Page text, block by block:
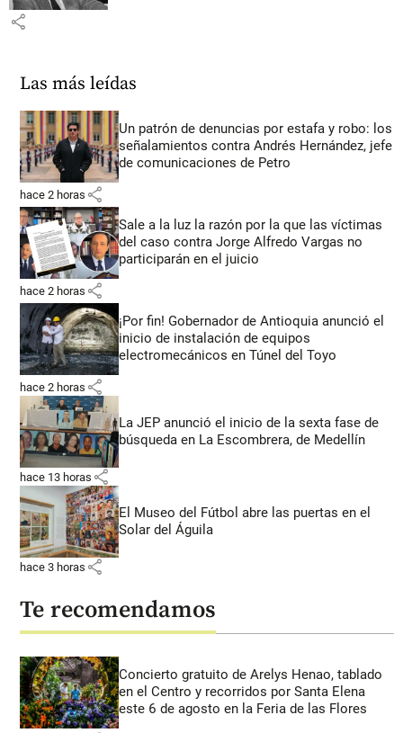
share
Las más leídas
Un patrón de denuncias por estafa y robo: los
señalamientos contra Andrés Hernández, jefe
de comunicaciones de Petro
hace 2 horas share
Sale a la luz la razón por la que las víctimas
del caso contra Jorge Alfredo Vargas no
participarán en el juicio
hace 2 horas share
¡Por fin! Gobernador de Antioquia anunció el
inicio de instalación de equipos
electromecánicos en Túnel del Toyo
hace 2 horas share
La JEP anunció el inicio de la sexta fase de
búsqueda en La Escombrera, de Medellín
hace 13 horas share
El Museo del Fútbol abre las puertas en el
Solar del Águila
hace 3 horas share
Te recomendamos
Concierto gratuito de Arelys Henao, tablado
en el Centro y recorridos por Santa Elena
este 6 de agosto en la Feria de las Flores